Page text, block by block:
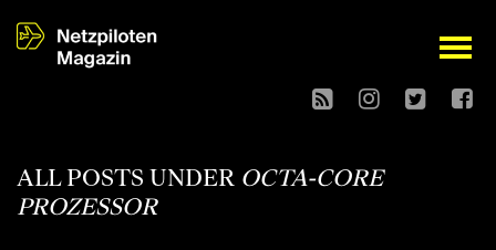
open
ALL POSTS UNDER OCTA-CORE
PROZESSOR